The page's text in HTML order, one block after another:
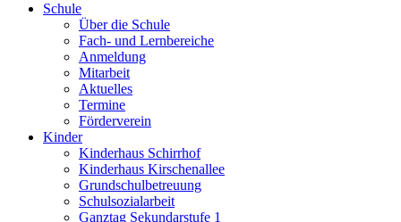
Schule
Über die Schule
Fach- und Lernbereiche
Anmeldung
Mitarbeit
Aktuelles
Termine
Förderverein
Kinder
Kinderhaus Schirrhof
Kinderhaus Kirschenallee
Grundschulbetreuung
Schulsozialarbeit
Ganztag Sekundarstufe 1